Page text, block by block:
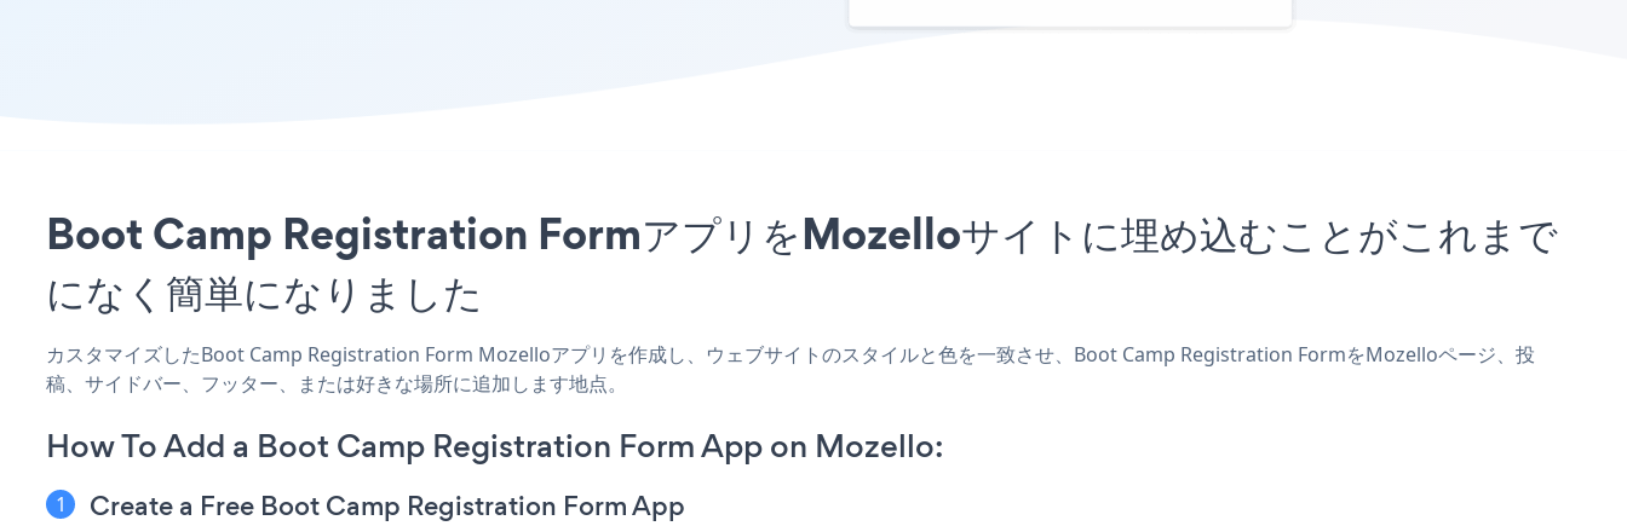
Boot Camp Registration FormアプリをMozelloサイトに埋め込むことがこれまで
になく簡単になりました
カスタマイズしたBoot Camp Registration Form Mozelloアプリを作成し、ウェブサイトのスタイルと色を一致させ、Boot Camp Registration FormをMozelloページ、投
稿、サイドバー、フッター、または好きな場所に追加します地点。
How To Add a Boot Camp Registration Form App on Mozello:
Create a Free Boot Camp Registration Form App